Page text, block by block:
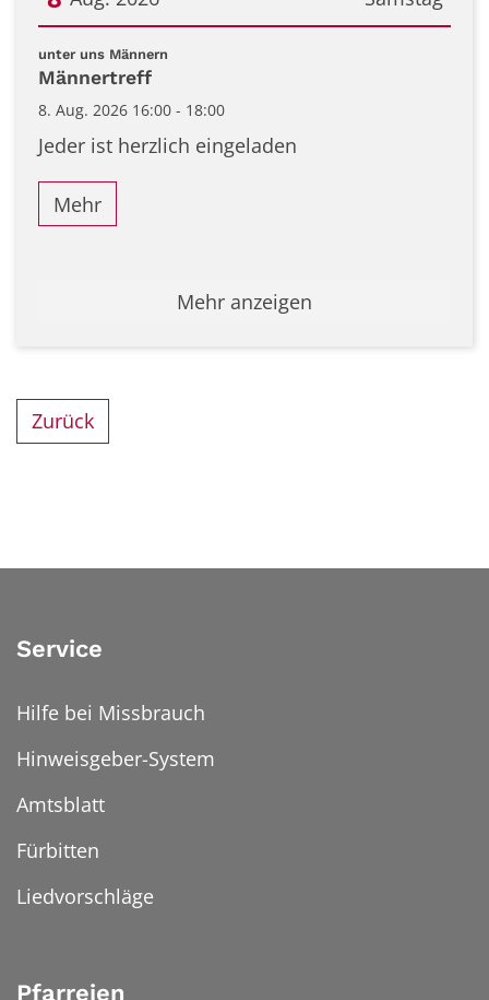
Datum: 8. August 2026
unter uns Männern
Männertreff
8. Aug. 2026 16:00 - 18:00
Jeder ist herzlich eingeladen
Mehr
Mehr anzeigen
Zurück
Service
Hilfe bei Missbrauch
Hinweisgeber-System
Amtsblatt
Fürbitten
Liedvorschläge
Pfarreien